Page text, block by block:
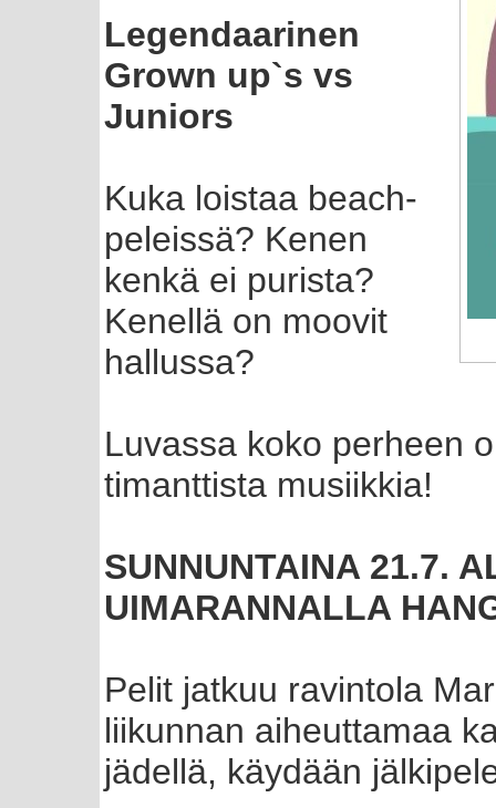
Legendaarinen
Grown up`s vs
Juniors
Kuka loistaa beach-
peleissä? Kenen
kenkä ei purista?
Kenellä on moovit
hallussa?
Luvassa koko perheen
timanttista musiikkia!
SUNNUNTAINA 21.7.
UIMARANNALLA
Pelit jatkuu ravintola
liikunnan aiheuttamaa
jädellä, käydään